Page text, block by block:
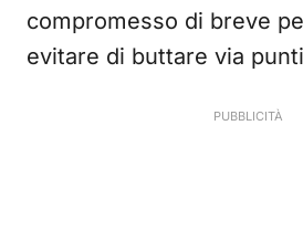
compromesso di breve
evitare di buttare via